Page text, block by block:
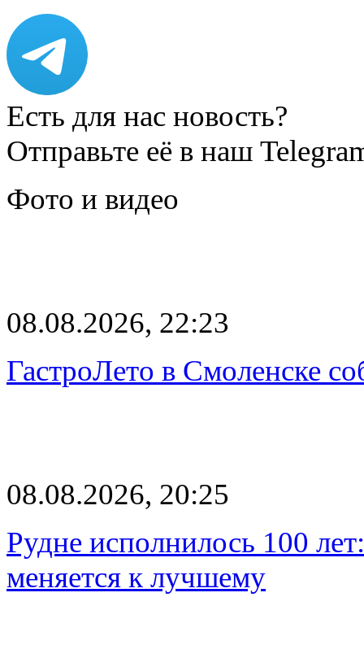
Есть для нас новость?
Отправьте её в наш
Фото и видео
08.08.2026, 22:23
ГастроЛето в Смоленске
08.08.2026, 20:25
Рудне исполнилось 100
меняется к лучшему